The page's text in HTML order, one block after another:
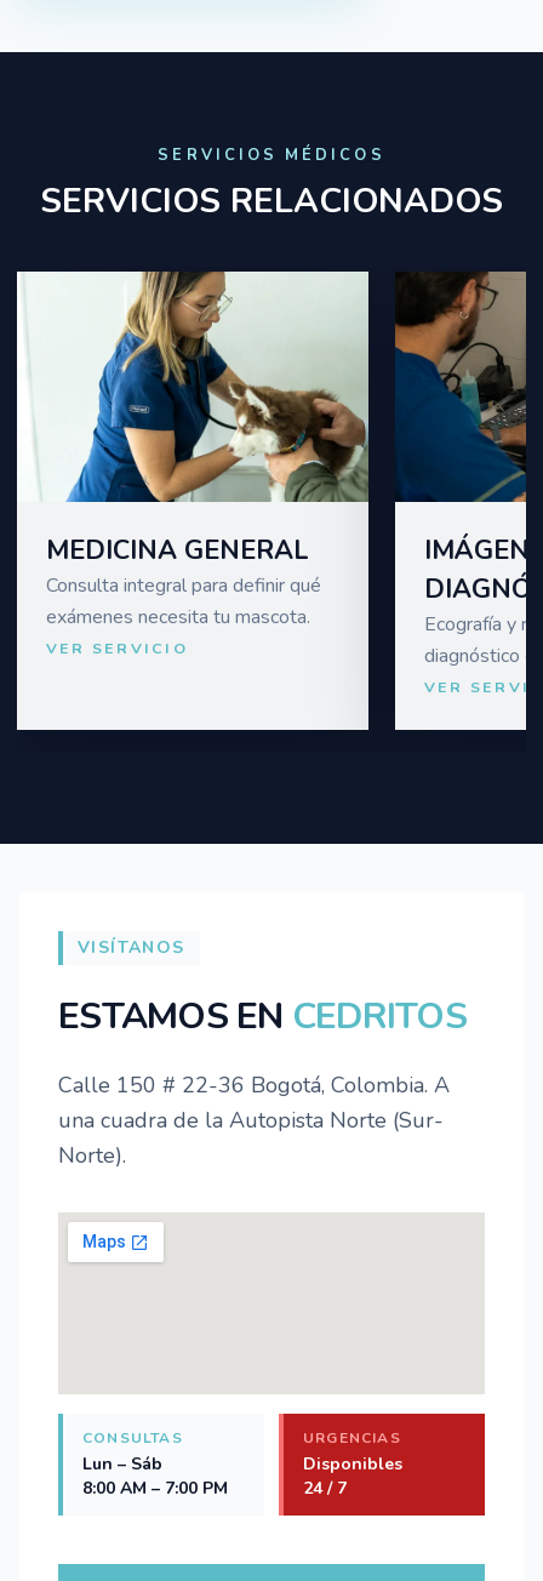
SERVICIOS MÉDICOS
SERVICIOS RELACIONADOS
MEDICINA GENERAL
Consulta integral para definir qué
exámenes necesita tu mascota.
VER SERVICIO
Ecografía y
diagnóstico
VER
VISÍTANOS
ESTAMOS EN CEDRITOS
Calle 150 # 22-36 Bogotá, Colombia. A
una cuadra de la Autopista Norte (Sur-
Norte).
CONSULTAS
Lun – Sáb
8:00 AM – 7:00 PM
URGENCIAS
Disponibles
24 / 7